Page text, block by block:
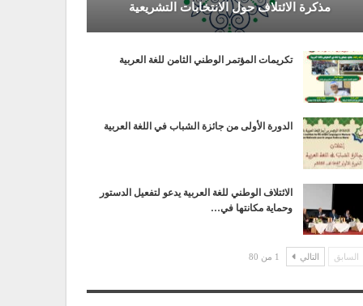
مذكرة الائتلاف حول الانتخابات التشريعية
تكريمات المؤتمر الوطني الثامن للغة العربية
الدورة الأولى من جائزة الشباب في اللغة العربية
الائتلاف الوطني للغة العربية يدعو لتفعيل الدستور
وحماية مكانتها في…
السابق التالي 1 من 80